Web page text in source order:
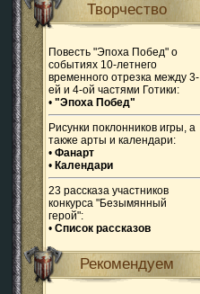
Творчество
Повесть "Эпоха Побед" о
событиях 10-летнего
временного отрезка между 3-
ей и 4-ой частями Готики:
• "Эпоха Побед"
Рисунки поклонников игры, а
также арты и календари:
• Фанарт
• Календари
23 рассказа участников
конкурса "Безымянный
герой":
• Список рассказов
Рекомендуем